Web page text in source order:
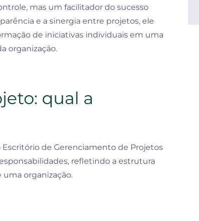
mas um facilitador do sucesso
e a sinergia entre projetos, ele
de iniciativas individuais em uma
organização.
qual a
de Gerenciamento de Projetos
refletindo a estrutura
organização.